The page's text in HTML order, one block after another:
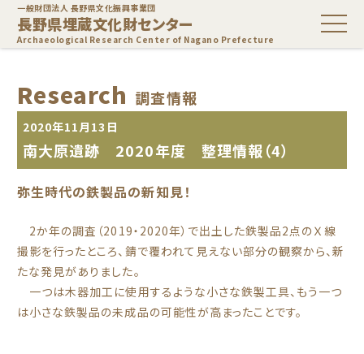
一般財団法人 長野県文化振興事業団
長野県埋蔵文化財センター
Archaeological Research Center of Nagano Prefecture
Research 調査情報
2020年11月13日
南大原遺跡 2020年度 整理情報（4）
弥生時代の鉄製品の新知見！
2か年の調査（2019・2020年）で出土した鉄製品2点のＸ線
撮影を行ったところ、錆で覆われて見えない部分の観察から、新
たな発見がありました。
一つは木器加工に使用するような小さな鉄製工具、もう一つ
は小さな鉄製品の未成品の可能性が高まったことです。